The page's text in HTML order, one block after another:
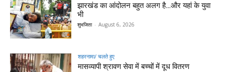
झारखंड का आंदोलन बहुत अलग है…और यहां के युवा
भी
शुभजिता - August 6, 2026
शहरनामा/ चलते हुए
मासव्यापी श्रावण सेवा में बच्चों में दूध वितरण